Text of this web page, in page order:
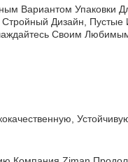
Вариантом Упаковки
Дизайн,
Своим